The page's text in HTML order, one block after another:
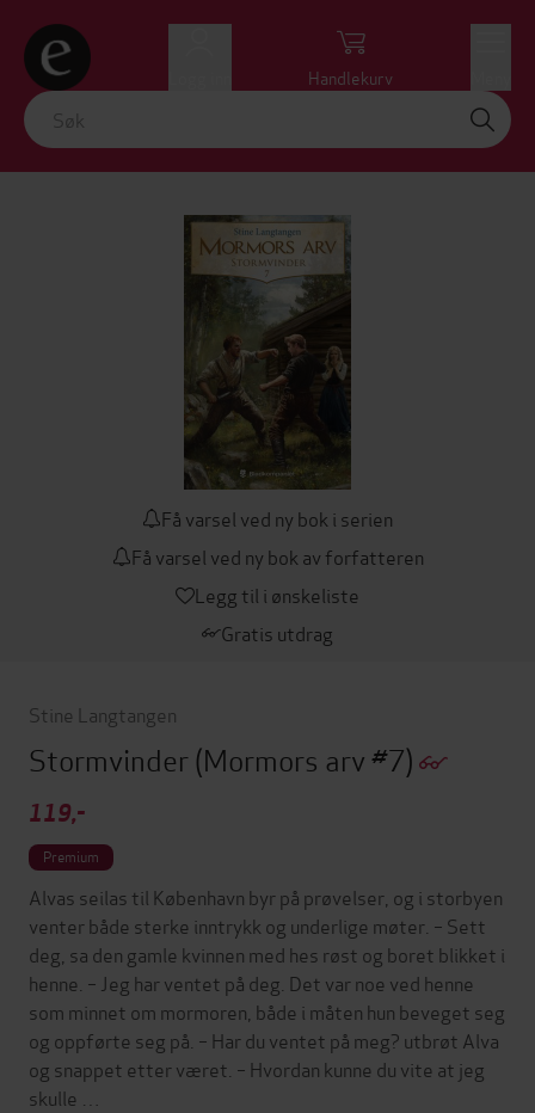
Handlekurv
Få varsel ved ny bok i serien
Få varsel ved ny bok av forfatteren
Legg til i ønskeliste
Gratis utdrag
Stine Langtangen
Stormvinder(Mormors arv #7)
119,-
Premium
Alvas seilas til København byr på prøvelser, og i storbyen
venter både sterke inntrykk og underlige møter. – Sett
deg, sa den gamle kvinnen med hes røst og boret blikket i
henne. – Jeg har ventet på deg. Det var noe ved henne
som minnet om mormoren, både i måten hun beveget seg
og oppførte seg på. – Har du ventet på meg? utbrøt Alva
og snappet etter været. – Hvordan kunne du vite at jeg
skulle …